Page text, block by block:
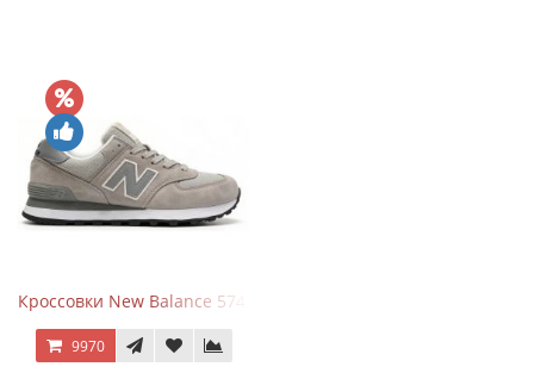
Кроссовки New Balance 574 Silver Summer Fog
9970